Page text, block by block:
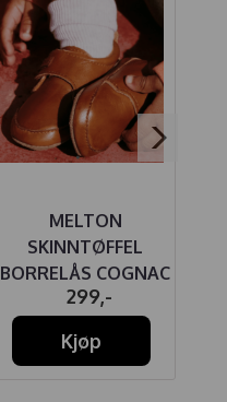
MELTON
SKINNTØFFEL
BORRELÅS COGNAC
299,-
Kjøp